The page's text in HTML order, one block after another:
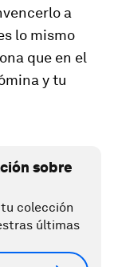
a
lo mismo
que en el
y tu
sobre
colección
últimas